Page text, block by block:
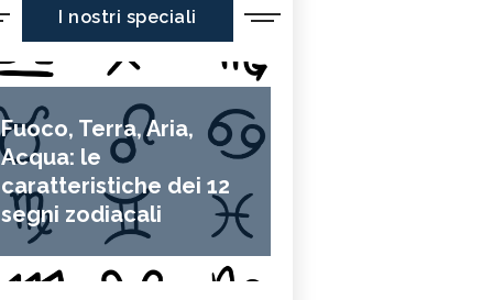
I nostri speciali
Fuoco, Terra, Aria,
Acqua: le
caratteristiche dei 12
segni zodiacali